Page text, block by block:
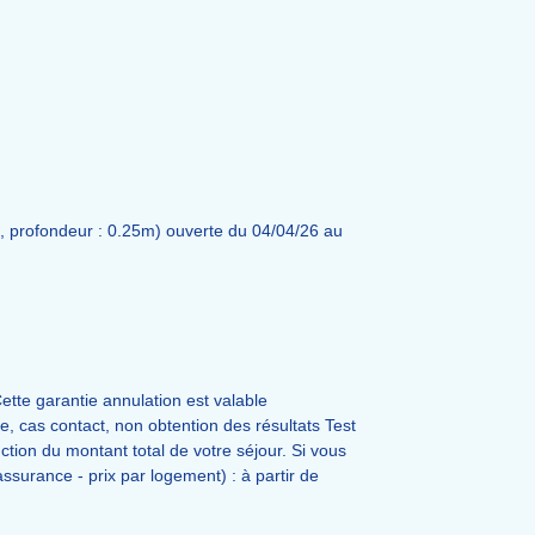
: 0.25m) ouverte du 04/04/26 au
garantie annulation est valable
cas contact, non obtention des résultats Test
du montant total de votre séjour. Si vous
- prix par logement) : à partir de